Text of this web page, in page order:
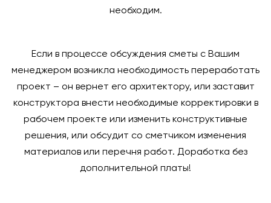
необходим.
Если в процессе обсуждения сметы с Вашим
менеджером возникла необходимость переработать
проект – он вернет его архитектору, или заставит
конструктора внести необходимые корректировки в
рабочем проекте или изменить конструктивные
решения, или обсудит со сметчиком изменения
материалов или перечня работ. Доработка без
дополнительной платы!